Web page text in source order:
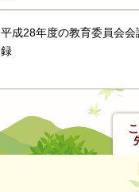
平成28年度の教育委員会会
録